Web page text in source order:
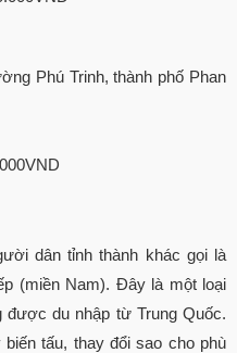
Phú Trinh, thành phố Phan
dân tỉnh thành khác gọi là
(miền Nam). Đây là một loại
được du nhập từ Trung Quốc.
tấu, thay đổi sao cho phù